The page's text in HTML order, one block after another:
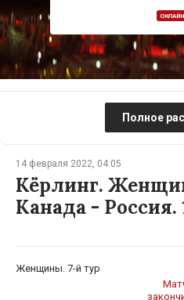
ОНЛАЙН
Полное
14 февраля 2022, 04:05
Кёрлинг.
Канада - Россия.
Женщины. 7-й тур